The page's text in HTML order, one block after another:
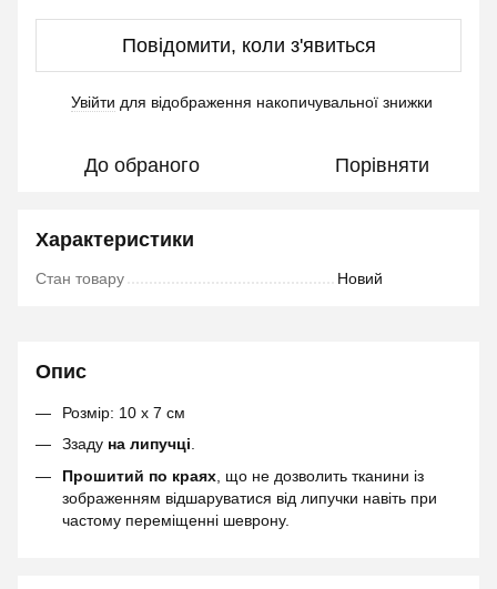
Повідомити, коли з'явиться
Увійти для відображення накопичувальної знижки
До обраного Порівняти
Характеристики
Стан товару Новий
Опис
Розмір: 10 х 7 см
Ззаду на липучці.
Прошитий по краях , що не дозволить тканини із
зображенням відшаруватися від липучки навіть при
частому переміщенні шеврону.